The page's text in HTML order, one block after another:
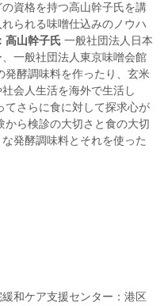
資格を持つ高山幹子氏を講
られる味噌仕込みのノウハ
高山幹子氏 一般社団法人日本
一般社団法人東京味噌会館
発酵調味料を作ったり、玄米
会人生活を海外で生活し
てさらに食に対して探求心が
ら検診の大切さと食の大切
発酵調味料とそれを使った
和ケア支援センター：港区